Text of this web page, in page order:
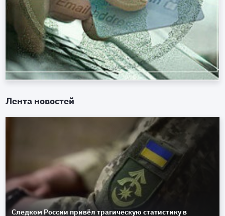
Лента новостей
Следком России привёл трагическую статистику в